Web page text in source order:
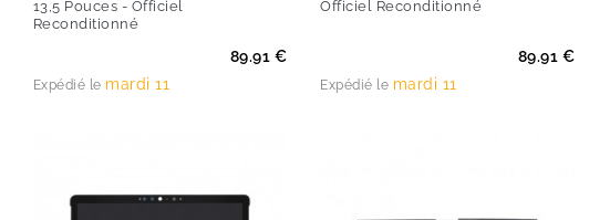
13,5 Pouces - Officiel
Reconditionné
89.91 €
Expédié le mardi 11
Officiel Reconditionné
89.91 €
Expédié le mardi 11